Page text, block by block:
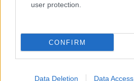
user protection.
CONFIRM
Data Deletion Data Access
LEGFRISSEBB